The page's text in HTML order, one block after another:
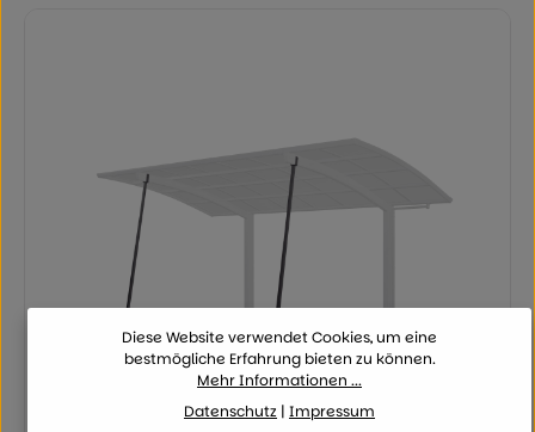
Diese Website verwendet Cookies, um eine
bestmögliche Erfahrung bieten zu können.
Mehr Informationen ...
Datenschutz | Impressum